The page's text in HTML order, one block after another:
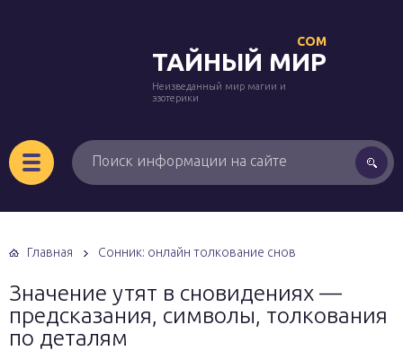
ТАЙНЫЙ МИР
COM
Неизведанный мир магии и
эзотерики
Главная Сонник: онлайн толкование снов
Значение утят в сновидениях —
предсказания, символы, толкования
по деталям